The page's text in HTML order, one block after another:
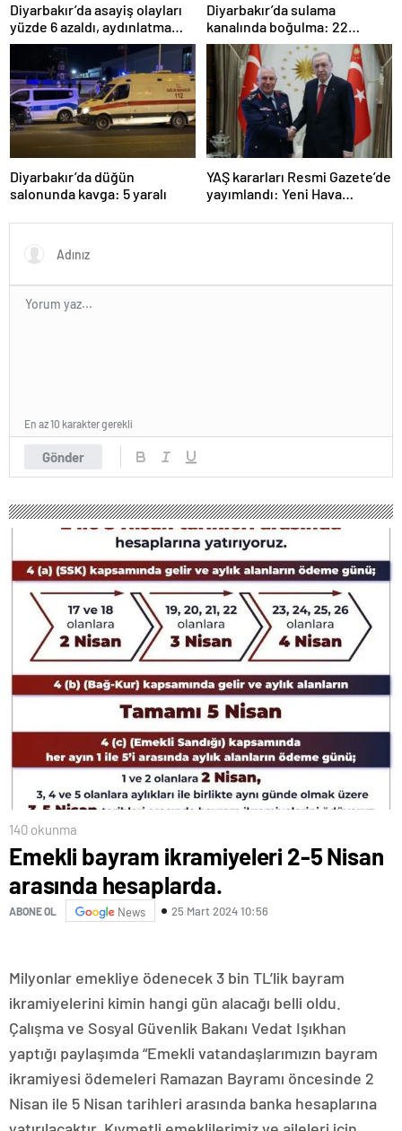
Diyarbakır’da asayiş olayları
yüzde 6 azaldı, aydınlatma
oranı yüzde 98’e yükseldi
Diyarbakır’da sulama
kanalında boğulma: 22
yaşındaki genç hayatını
kaybetti
Diyarbakır’da düğün
salonunda kavga: 5 yaralı
YAŞ kararları Resmi Gazete’de
yayımlandı: Yeni Hava
Orgeneral Rafet Dalkıran
Gönder
En az 10 karakter gerekli
140 okunma
Emekli bayram ikramiyeleri 2-5 Nisan
arasında hesaplarda.
ABONE OL News 25 Mart 2024 10:56
Milyonlar emekliye ödenecek 3 bin TL’lik bayram
ikramiyelerini kimin hangi gün alacağı belli oldu.
Çalışma ve Sosyal Güvenlik Bakanı Vedat Işıkhan
yaptığı paylaşımda “Emekli vatandaşlarımızın bayram
ikramiyesi ödemeleri Ramazan Bayramı öncesinde 2
Nisan ile 5 Nisan tarihleri arasında banka hesaplarına